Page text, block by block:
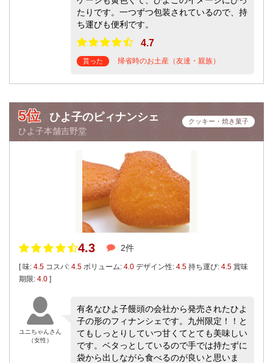
たりです。一つずつ包装されているので、持
ち運びも便利です。
4.7
貰った 帰省時のお土産（友達・親族）
5位 ひよ子のピィナンシェ
ひよ子本舗吉野堂
クッキー・焼き菓子
4.3 2件
[ 味: 4.5 コスパ: 4.5 ボリューム: 4.0 デザイン性: 4.5 持ち運び: 4.5 賞味
期限: 4.0 ]
ユニちゃんさん
（女性）
有名なひよ子饅頭の会社から発売されたひよ
子の形のフィナンシェです。九州限定！！と
てもしっとりしていつ甘くてとても美味しい
です。ベタっとしているので手では持たずに
袋から出しながら食べるのが良いと思いま